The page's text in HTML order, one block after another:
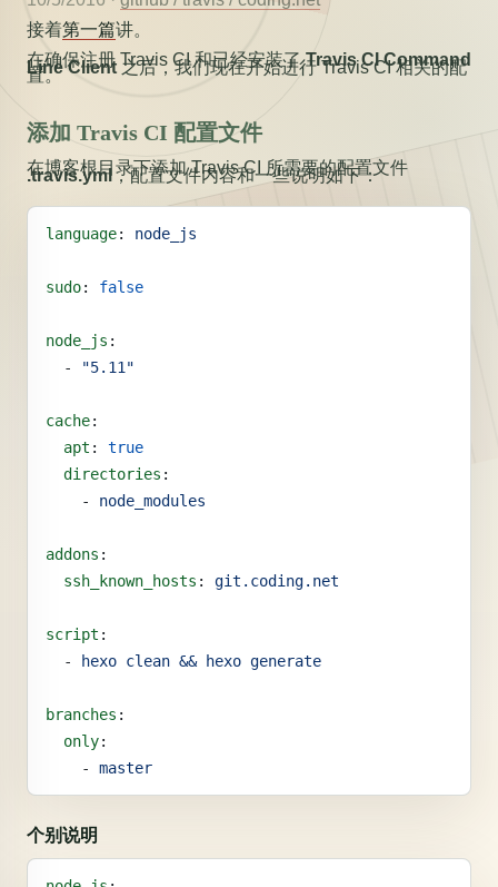
接着第一篇讲。
在确保注册 Travis CI 和已经安装了Travis CI Command
Line Client 之后，我们现在开始进行 Travis CI 相关的配
置。
添加 Travis CI 配置文件
在博客根目录下添加 Travis CI 所需要的配置文件
.travis.yml，配置文件内容和一些说明如下：
language: node_js
sudo: false
node_js :
  -
"5.11"
cache:
  apt
: true
  directories
:
    -
node_modules
addons :
  ssh_known_hosts
: git.coding.net
script :
  -
hexo clean && hexo generate
branches :
  only
:
    -
master
个别说明